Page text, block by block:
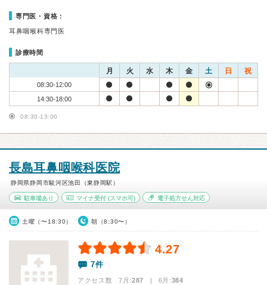
専門医・資格：
耳鼻咽喉科専門医
診療時間
月 火 水 木 金 土 日 祝
08:30-12:00
14:30-18:00
08:30-13:00
長島耳鼻咽喉科医院
静岡県静岡市駿河区池田（東静岡駅）
駐車場あり マイナ受付(スマホ可) 電子処方せん対応
土曜（〜18:30） 朝（8:30〜）
4.27
7件
アクセス数 7月:287 | 6月:384